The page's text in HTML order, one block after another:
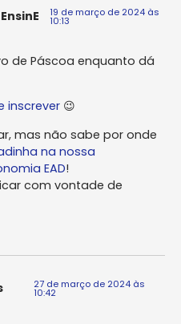
19 de março de 2024 às
10:13
de Páscoa enquanto dá
inscrever 😉
mas não sabe por onde
na nossa
EAD!
com vontade de
27 de março de 2024 às
10:42